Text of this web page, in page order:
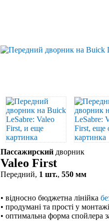
Пассажирский дворник
Valeo First
Передний, 1 шт., 550 мм
• відносно бюджетна лінійка
• продумані та прості у
• оптимальна форма спойлера